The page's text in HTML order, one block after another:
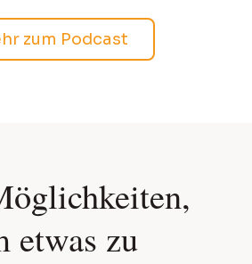
zum Podcast
etwas zu